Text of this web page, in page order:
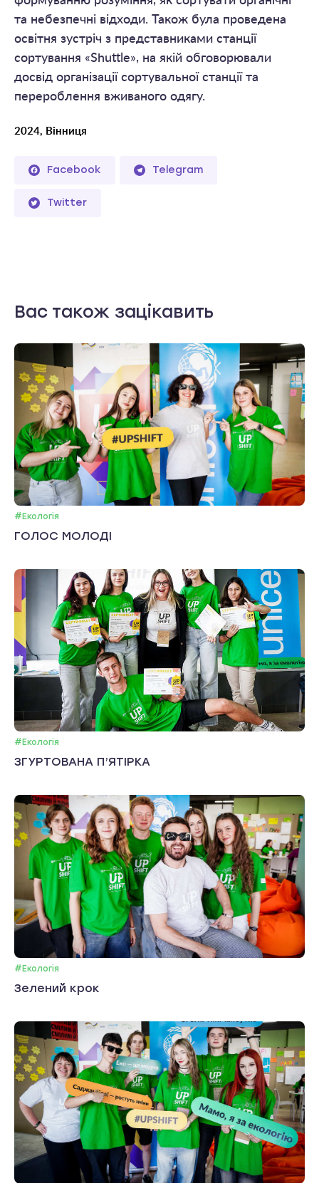
та небезпечні відходи. Також була проведена
освітня зустріч з представниками станції
сортування «Shuttle», на якій обговорювали
досвід організації сортувальної станції та
перероблення вживаного одягу.
2024, Вінниця
Facebook Telegram
Twitter
Вас також зацікавить
#Екологія
ГОЛОС МОЛОДІ
#Екологія
ЗГУРТОВАНА П’ЯТІРКА
#Екологія
Зелений крок